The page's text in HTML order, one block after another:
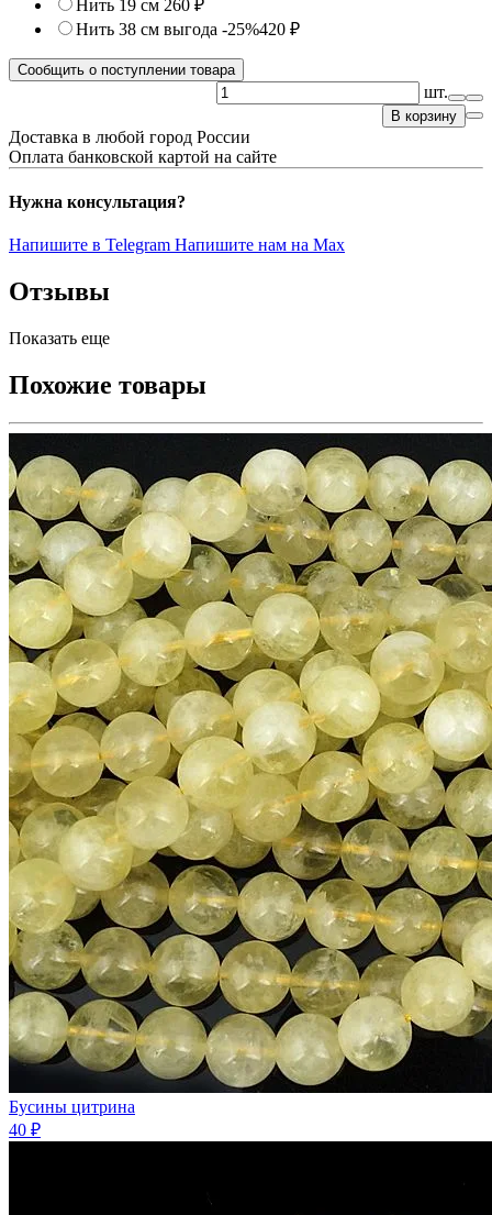
Нить 19 см 260 ₽
Нить 38 см выгода -25%420 ₽
Сообщить о поступлении товара
шт.
В корзину
Доставка в любой город России
Оплата банковской картой на сайте
Нужна консультация?
Напишите в Telegram Напишите нам на Max
Отзывы
Показать еще
Похожие товары
Бусины цитрина
40 ₽